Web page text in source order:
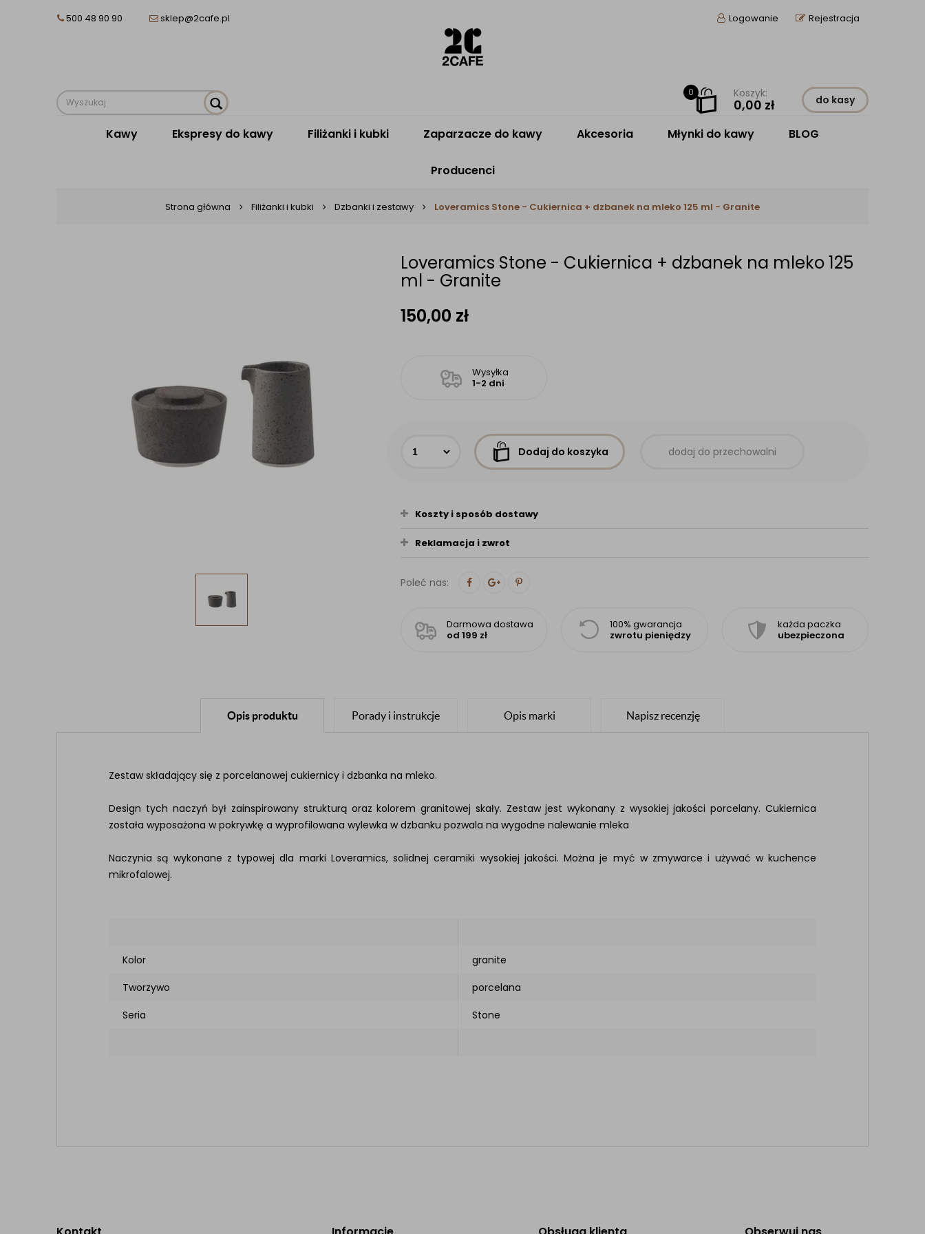
500 48 90 90 sklep@2cafe.pl Logowanie Rejestracja
0 Koszyk:
0,00 zł do kasy
Kawy Ekspresy do kawy Filiżanki i kubki Zaparzacze do kawy Akcesoria Młynki do kawy BLOG
Producenci
Strona główna Filiżanki i kubki Dzbanki i zestawy Loveramics Stone - Cukiernica + dzbanek na mleko 125 ml - Granite
Loveramics Stone - Cukiernica + dzbanek na mleko 125
ml - Granite
150,00 zł
Wysyłka
1-2 dni
Dodaj do koszyka dodaj do przechowalni
Koszty i sposób dostawy
Reklamacja i zwrot
Poleć nas:
Darmowa dostawa
od 199 zł
100% gwarancja
zwrotu pieniędzy
każda paczka
ubezpieczona
Opis produktu Porady i instrukcje Opis marki Napisz recenzję
Zestaw składający się z porcelanowej cukiernicy i dzbanka na mleko.
Design tych naczyń był zainspirowany strukturą oraz kolorem granitowej skały. Zestaw jest wykonany z wysokiej jakości porcelany. Cukiernica
została wyposażona w pokrywkę a wyprofilowana wylewka w dzbanku pozwala na wygodne nalewanie mleka
Naczynia są wykonane z typowej dla marki Loveramics, solidnej ceramiki wysokiej jakości. Można je myć w zmywarce i używać w kuchence
mikrofalowej.
Kolor
granite
Tworzywo
porcelana
Seria
Stone